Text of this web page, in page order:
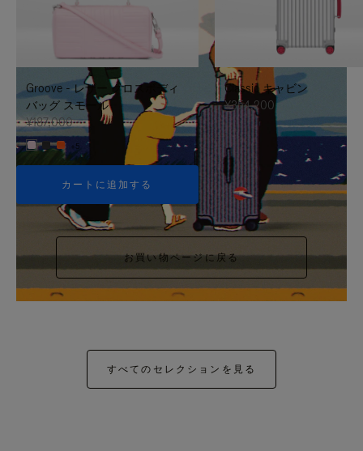
TO
IT
UNMUTE
IT
Groove - レザー クロスボディ
バッグ スモール
¥187,000
+5
カートに追加する
Classic キャビン
¥354,200
お買い物ページに戻る
すべてのセレクションを見る